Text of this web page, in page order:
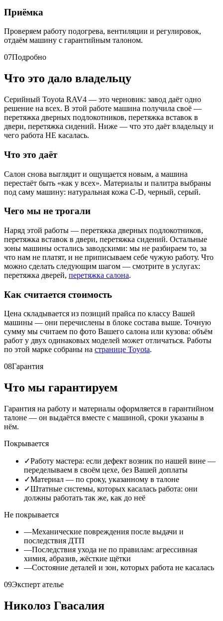
Приёмка
Проверяем работу подогрева, вентиляции и регулировок,
отдаём машину с гарантийным талоном.
07Подробно
Что это дало владельцу
Серийный Toyota RAV4 — это черновик: завод даёт одно
решение на всех. В этой работе машина получила своё —
перетяжка дверных подлокотников, перетяжка вставок в
двери, перетяжка сидений. Ниже — что это даёт владельцу и
чего работа НЕ касалась.
Что это даёт
Салон снова выглядит и ощущается новым, а машина
перестаёт быть «как у всех». Материалы и палитра выбраны
под саму машину: натуральная кожа C-D, черный, серый.
Чего мы не трогали
Наряд этой работы — перетяжка дверных подлокотников,
перетяжка вставок в двери, перетяжка сидений. Остальные
зоны машины остались заводскими: мы не разбираем то, за
что нам не платят, и не приписываем себе чужую работу. Что
можно сделать следующим шагом — смотрите в услугах:
перетяжка дверей, перетяжка салона.
Как считается стоимость
Цена складывается из позиций прайса по классу Вашей
машины — они перечислены в блоке состава выше. Точную
сумму мы считаем по фото Вашего салона или кузова: объём
работ у двух одинаковых моделей может отличаться. Работы
по этой марке собраны на странице Toyota.
08Гарантия
Что мы гарантируем
Гарантия на работу и материалы оформляется в гарантийном
талоне — он выдаётся вместе с машиной, сроки указаны в
нём.
Покрывается
✓Работу мастера: если дефект возник по нашей вине —
переделываем в своём цехе, без Вашей доплаты
✓Материал — по сроку, указанному в талоне
✓Штатные системы, которых касалась работа: они
должны работать так же, как до неё
Не покрывается
—Механические повреждения после выдачи и
последствия ДТП
—Последствия ухода не по правилам: агрессивная
химия, абразив, жёсткие щётки
—Состояние деталей и зон, которых работа не касалась
09Эксперт ателье
Николоз Гвасалия